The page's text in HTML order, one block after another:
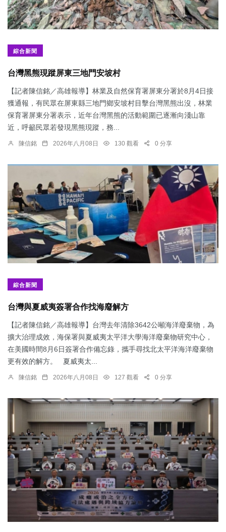
綜合新聞
台灣黑熊現蹤屏東三地門安坡村
【記者陳信銘／高雄報導】林業及自然保育署屏東分署於8月4日接
獲通報，有民眾在屏東縣三地門鄉安坡村目擊台灣黑熊出沒，林業
保育署屏東分署表示，近年台灣黑熊的活動範圍已逐漸向淺山靠
近，呼籲民眾若發現黑熊現蹤，務...
陳信銘 2026年八月08日 130 觀看 0 分享
綜合新聞
台灣與夏威夷簽署合作找海廢解方
【記者陳信銘／高雄報導】台灣去年清除3642公噸海洋廢棄物，為
擴大治理成效，海保署與夏威夷太平洋大學海洋廢棄物研究中心，
在美國時間8月6日簽署合作備忘錄，攜手尋找北太平洋海洋廢棄物
更有效的解方。 夏威夷太...
陳信銘 2026年八月08日 127 觀看 0 分享